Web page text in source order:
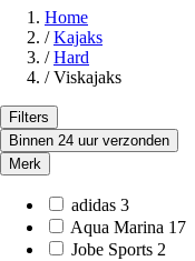
Home
/ Kajaks
/ Hard
/ Viskajaks
Filters
Binnen 24 uur verzonden
Merk
adidas 3
Aqua Marina 17
Jobe Sports 2